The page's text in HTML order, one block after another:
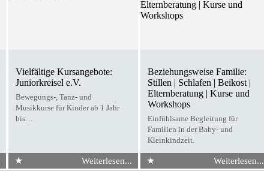
Vielfältige Kursangebote:
Juniorkreisel e.V.
Bewegungs-, Tanz- und
Musikkurse für Kinder ab 1 Jahr
bis…
★ Weiterlesen...
Beziehungsweise Familie:
Stillen | Schlafen | Beikost |
Elternberatung | Kurse und
Workshops
Einfühlsame Begleitung für
Familien in der Baby- und
Kleinkindzeit.
★ Weiterlesen...